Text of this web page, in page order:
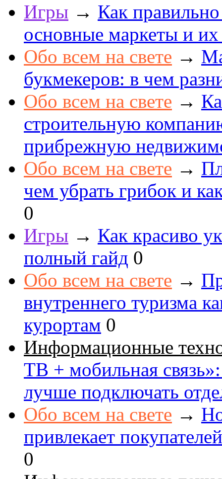
Игры → Как
основные маркеты и
Обо всем на свете →
букмекеров: в чем
Обо всем на свете →
строительную
прибрежную
Обо всем на свете →
чем убрать грибок и
0
Игры → Как красиво
полный гайд 0
Обо всем на свете →
внутреннего туризма
курортам 0
Информационные
ТВ + мобильная
лучше подключать
Обо всем на свете →
привлекает
0